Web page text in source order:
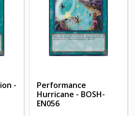
-
Performance
Hurricane - BOSH-
EN056